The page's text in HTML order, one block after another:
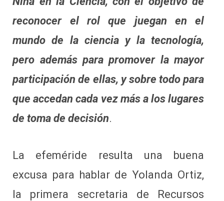
reconocer el rol que juegan en el
mundo de la ciencia y la tecnología,
pero además para promover la mayor
participación de ellas, y sobre todo para
que accedan cada vez más a los lugares
de toma de decisión.
La efeméride resulta una buena
excusa para hablar de Yolanda Ortiz,
la primera secretaria de Recursos